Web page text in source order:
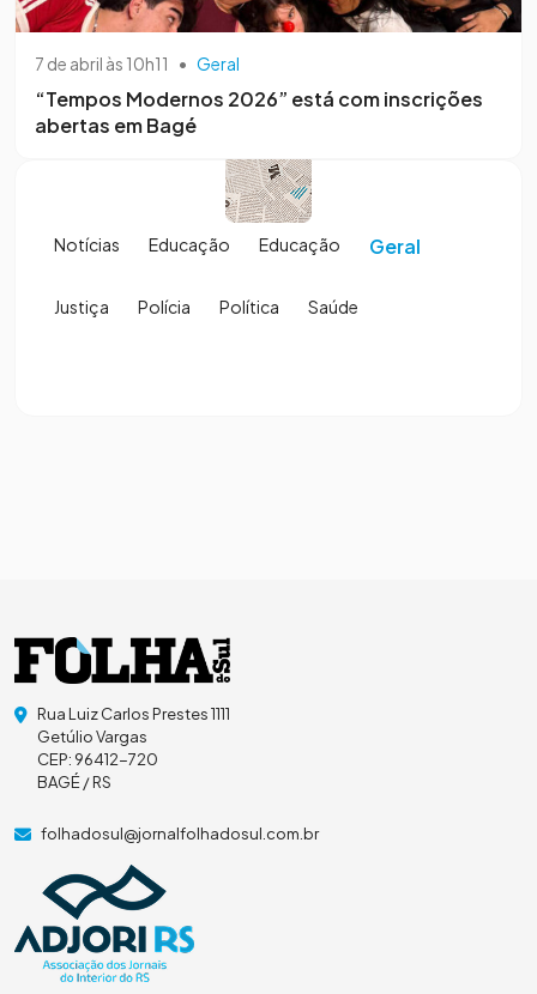
7 de abril às 10h11 • Geral
“Tempos Modernos 2026” está com inscrições
abertas em Bagé
Notícias Educação Educação Geral
Justiça Polícia Política Saúde
Rua Luiz Carlos Prestes 1111
Getúlio Vargas
CEP: 96412-720
BAGÉ / RS
folhadosul@jornalfolhadosul.com.br